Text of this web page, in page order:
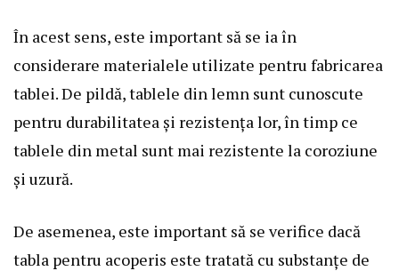
În acest sens, este important să se ia în
considerare materialele utilizate pentru fabricarea
tablei. De pildă, tablele din lemn sunt cunoscute
pentru durabilitatea și rezistența lor, în timp ce
tablele din metal sunt mai rezistente la coroziune
și uzură.
De asemenea, este important să se verifice dacă
tabla pentru acoperis este tratată cu substanțe de